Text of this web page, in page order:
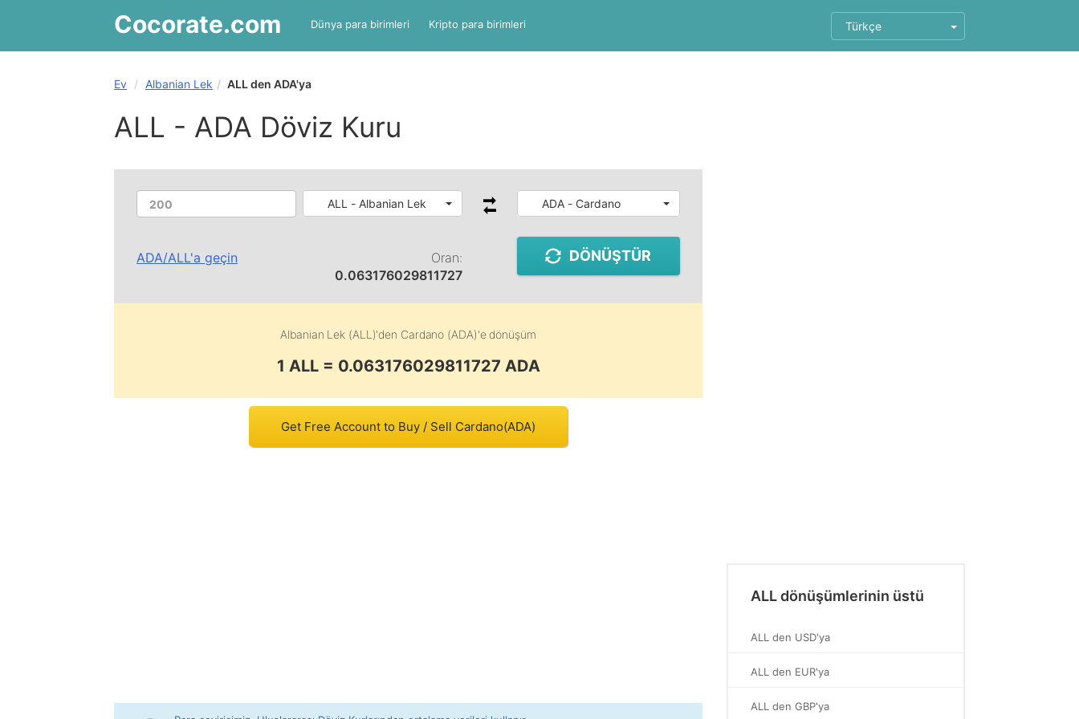
Cocorate.com Dünya para birimleri Kripto para birimleri Türkçe
Ev Albanian Lek ALL den ADA'ya
ALL - ADA Döviz Kuru
ALL - Albanian Lek ADA - Cardano
ADA/ALL'a geçin
Oran:
0.063176029811727
DÖNÜŞTÜR
Albanian Lek (ALL)'den Cardano (ADA)'e dönüşüm
1 ALL = 0.063176029811727 ADA
Get Free Account to Buy / Sell Cardano(ADA)
ALL dönüşümlerinin üstü
ALL den USD'ya
ALL den EUR'ya
ALL den GBP'ya